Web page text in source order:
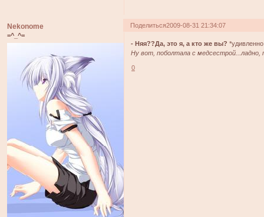
Поделиться2009-08-31 21:34:07
Nekonome
=^_^=
- Няя??Да, это я, а кто же вы?
Ну вот, поболтала с
0